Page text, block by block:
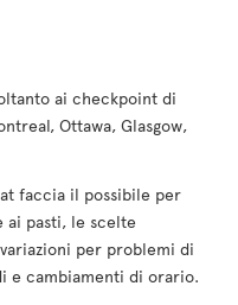
ai checkpoint di
Ottawa, Glasgow,
faccia il possibile per
ai pasti, le scelte
per problemi di
e cambiamenti di orario.